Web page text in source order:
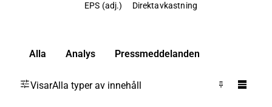
EPS (adj.) Direktavkastning
Alla Analys Pressmeddelanden
VisarAlla typer av innehåll